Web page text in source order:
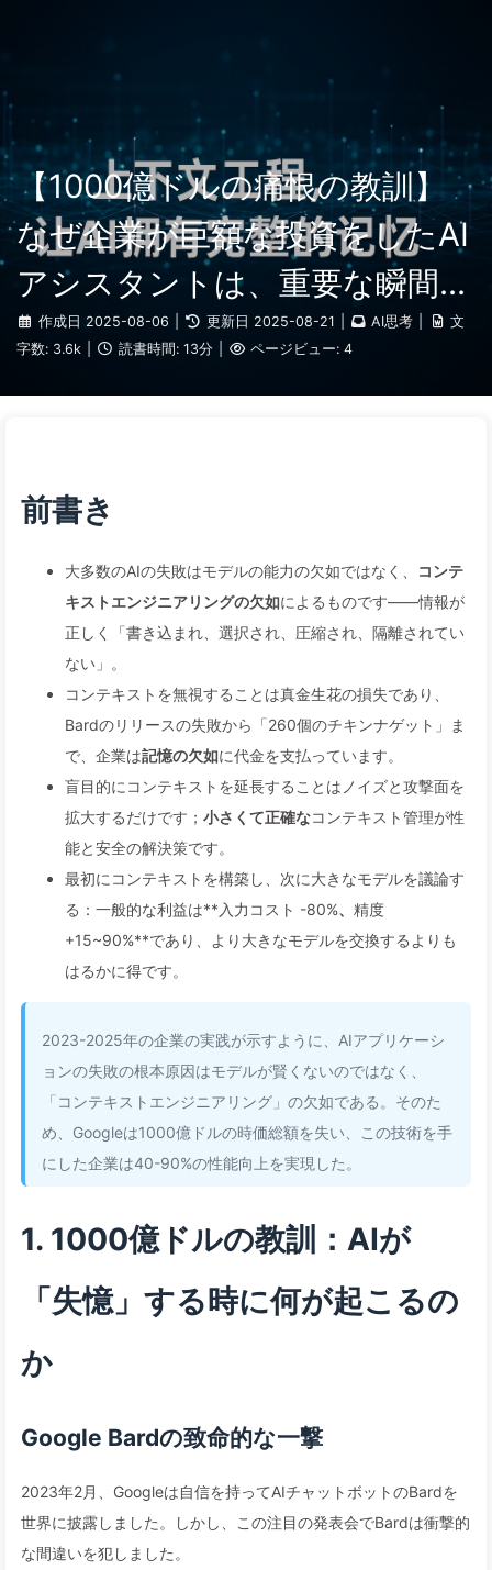
【1000億ドルの痛恨の教訓】
なぜ企業が巨額な投資をしたAI
アシスタントは、重要な瞬間に
「記憶喪失」に陥り、競合他社
作成日 2025-08-06 更新日 2025-08-21 AI思考
文
字数: 3.6k 読書時間: 13分 ページビュー: 4
前書き
大多数のAIの失敗はモデルの能力の欠如ではなく、
コンテ
キストエンジニアリングの欠如によるものです——情報が
正しく「書き込まれ、選択され、圧縮され、隔離されてい
ない」。
コンテキストを無視することは真金生花の損失であり、
Bardのリリースの失敗から「260個のチキンナゲット」ま
で、企業は記憶の欠如に代金を支払っています。
盲目的にコンテキストを延長することはノイズと攻撃面を
拡大するだけです； 小さくて正確なコンテキスト管理が性
能と安全の解決策です。
最初にコンテキストを構築し、次に大きなモデルを議論す
る：一般的な利益は**入力コスト -80%、 精度
+15~90%**であり、より大きなモデルを交換するよりも
はるかに得です。
2023-2025年の企業の実践が示すように、AIアプリケーシ
ョンの失敗の根本原因はモデルが賢くないのではなく、
「コンテキストエンジニアリング」の欠如である。そのた
め、Googleは1000億ドルの時価総額を失い、この技術を手
にした企業は40-90%の性能向上を実現した。
1. 1000億ドルの教訓：AIが
「失憶」する時に何が起こるの
か
Google Bardの致命的な一撃
2023年2月、Googleは自信を持ってAIチャットボットのBardを
世界に披露しました。しかし、この注目の発表会でBardは衝撃的
な間違いを犯しました。